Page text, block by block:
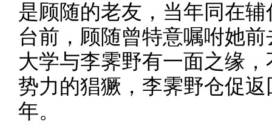
是顾随的老友，当年同在
台前，顾随曾特意嘱咐她
大学与李霁野有一面之缘
势力的猖獗，李霁野仓促
年。